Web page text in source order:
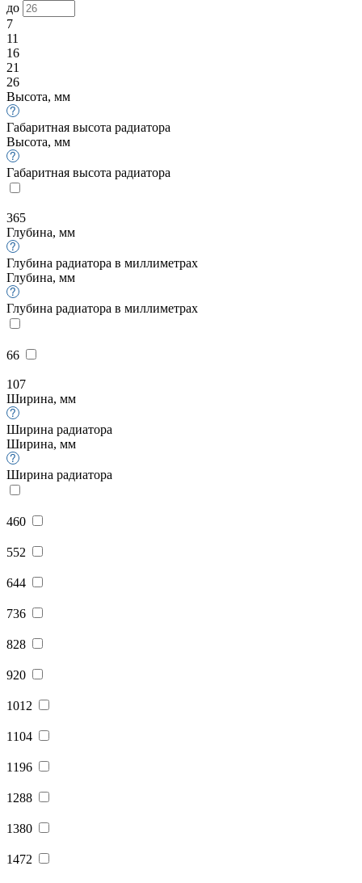
до
7
11
16
21
26
Высота, мм
Габаритная высота радиатора
Высота, мм
Габаритная высота радиатора
365
Глубина, мм
Глубина радиатора в миллиметрах
Глубина, мм
Глубина радиатора в миллиметрах
66
107
Ширина, мм
Ширина радиатора
Ширина, мм
Ширина радиатора
460
552
644
736
828
920
1012
1104
1196
1288
1380
1472